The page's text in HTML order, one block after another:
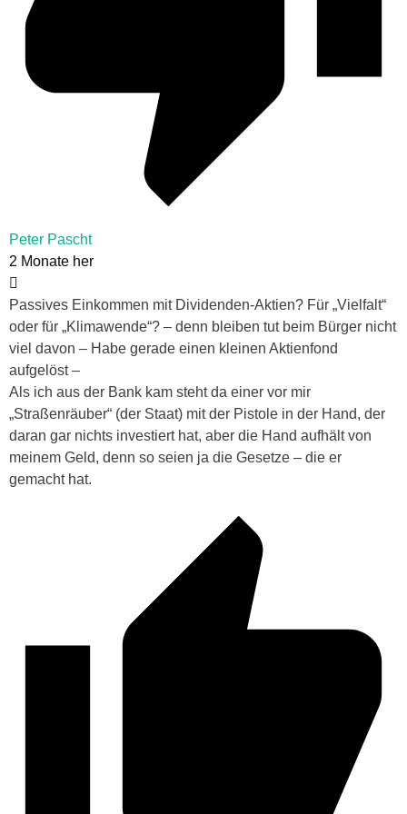
Peter Pascht
2 Monate her
Passives Einkommen mit Dividenden-Aktien? Für „Vielfalt“
oder für „Klimawende“? – denn bleiben tut beim Bürger nicht
viel davon – Habe gerade einen kleinen Aktienfond
aufgelöst –
Als ich aus der Bank kam steht da einer vor mir
„Straßenräuber“ (der Staat) mit der Pistole in der Hand, der
daran gar nichts investiert hat, aber die Hand aufhält von
meinem Geld, denn so seien ja die Gesetze – die er
gemacht hat.